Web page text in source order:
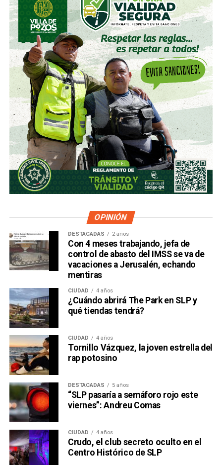
OPINIÓN
DESTACADAS 2 años
Con 4 meses trabajando, jefa de
control de abasto del IMSS se va de
vacaciones a Jerusalén, echando
mentiras
CIUDAD 4 años
¿Cuándo abrirá The Park en SLP y
qué tiendas tendrá?
CIUDAD 4 años
Tornillo Vázquez, la joven estrella del
rap potosino
DESTACADAS 5 años
“SLP pasaría a semáforo rojo este
viernes”: Andreu Comas
CIUDAD 4 años
Crudo, el club secreto oculto en el
Centro Histórico de SLP